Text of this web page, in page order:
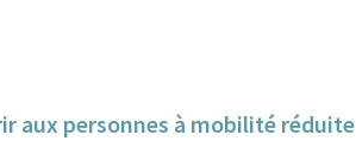
aux personnes à mobilité réduite